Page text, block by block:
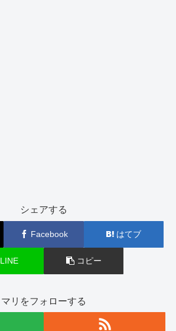
シェアする
Facebook はてブ
LINE コピー
マリをフォローする